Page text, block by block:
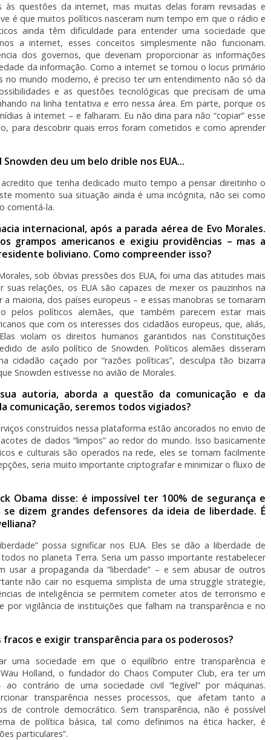
questões da internet, mas muitas delas foram revisadas e
é que muitos políticos nasceram num tempo em que o rádio e
ainda têm dificuldade para entender uma sociedade que
a internet, esses conceitos simplesmente não funcionam.
dos governos, que deveriam proporcionar as informações
da informação. Como a internet se tornou o locus primário
no mundo moderno, é preciso ter um entendimento não só da
e as questões tecnológicas que precisam de uma
na linha tentativa e erro nessa área. Em parte, porque os
à internet – e falharam. Eu não diria para não “copiar” esse
para descobrir quais erros foram cometidos e como aprender
deu um belo drible nos EUA…
que tenha dedicado muito tempo a pensar direitinho o
momento sua situação ainda é uma incógnita, não sei como
comentá-la.
internacional, após a parada aérea de Evo Morales.
grampos americanos e exigiu providências – mas a
boliviano. Como compreender isso?
sob óbvias pressões dos EUA, foi uma das atitudes mais
relações, os EUA são capazes de mexer os pauzinhos na
maioria, dos países europeus – e essas manobras se tornaram
pelos políticos alemães, que também parecem estar mais
que com os interesses dos cidadãos europeus, que, aliás,
violam os direitos humanos garantidos nas Constituições
de asilo político de Snowden. Políticos alemães disseram
cidadão caçado por “razões políticas”, desculpa tão bizarra
Snowden estivesse no avião de Morales.
autoria, aborda a questão da comunicação e da
comunicação, seremos todos vigiados?
construídos nessa plataforma estão ancorados no envio de
de dados “limpos” ao redor do mundo. Isso basicamente
e culturais são operados na rede, eles se tornam facilmente
seria muito importante criptografar e minimizar o fluxo de
Obama disse: é impossível ter 100% de segurança e
se dizem grandes defensores da ideia de liberdade. É
possa significar nos EUA. Eles se dão a liberdade de
no planeta Terra. Seria um passo importante restabelecer
usar a propaganda da “liberdade” – e sem abusar de outros
não cair no esquema simplista de uma struggle strategie,
de inteligência se permitem cometer atos de terrorismo e
por vigilância de instituições que falham na transparência e no
e exigir transparência para os poderosos?
uma sociedade em que o equilíbrio entre transparência e
Holland, o fundador do Chaos Computer Club, era ter um
contrário de uma sociedade civil “legível” por máquinas.
transparência nesses processos, que afetam tanto a
de controle democrático. Sem transparência, não é possível
de política básica, tal como definimos na ética hacker, é
particulares”.